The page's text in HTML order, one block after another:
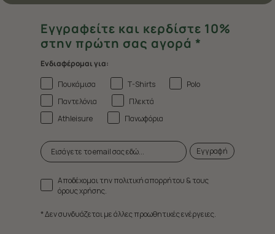
Εγγραφείτε και κερδίστε 10%
στην πρώτη σας αγορά *
Ενδιαφέρομαι για:
Πουκάμισα
T-Shirts
Polo
Παντελόνια
Πλεκτά
Athleisure
Πανωφόρια
Εγγραφή
Αποδέχομαι την πολιτική απορρήτου & τους
όρους χρήσης.
* Δεν συνδυάζεται με άλλες προωθητικές ενέργειες.